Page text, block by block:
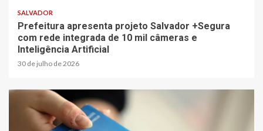
SALVADOR
Prefeitura apresenta projeto Salvador +Segura
com rede integrada de 10 mil câmeras e
Inteligência Artificial
30 de julho de 2026